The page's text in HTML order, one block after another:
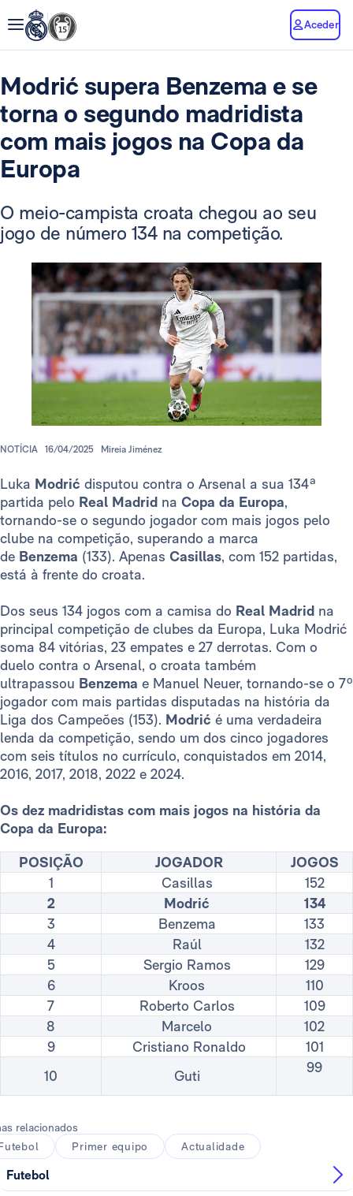
Aceder
Modrić supera Benzema e se
torna o segundo madridista
com mais jogos na Copa da
Europa
O meio-campista croata chegou ao seu
jogo de número 134 na competição.
NOTÍCIA 16/04/2025 Mireia Jiménez
Luka Modrić disputou contra o Arsenal a sua 134ª
partida pelo Real Madrid na Copa da Europa,
tornando-se o segundo jogador com mais jogos pelo
clube na competição, superando a marca
de Benzema (133). Apenas Casillas, com 152 partidas,
está à frente do croata.
Dos seus 134 jogos com a camisa do Real Madrid na
principal competição de clubes da Europa, Luka Modrić
soma 84 vitórias, 23 empates e 27 derrotas. Com o
duelo contra o Arsenal, o croata também
ultrapassou Benzema e Manuel Neuer, tornando-se o 7º
jogador com mais partidas disputadas na história da
Liga dos Campeões (153). Modrić é uma verdadeira
lenda da competição, sendo um dos cinco jogadores
com seis títulos no currículo, conquistados em 2014,
2016, 2017, 2018, 2022 e 2024.
Os dez madridistas com mais jogos na história da
Copa da Europa:
POSIÇÃO JOGADOR
JOGOS
1
Casillas
152
2
Modrić
134
3
Benzema
133
4
Raúl
132
5
Sergio Ramos
129
6
Kroos
110
7
Roberto Carlos
109
8
Marcelo
102
9
Cristiano Ronaldo
101
10
Guti
99
relacionados
Primer equipo Actualidade
Futebol